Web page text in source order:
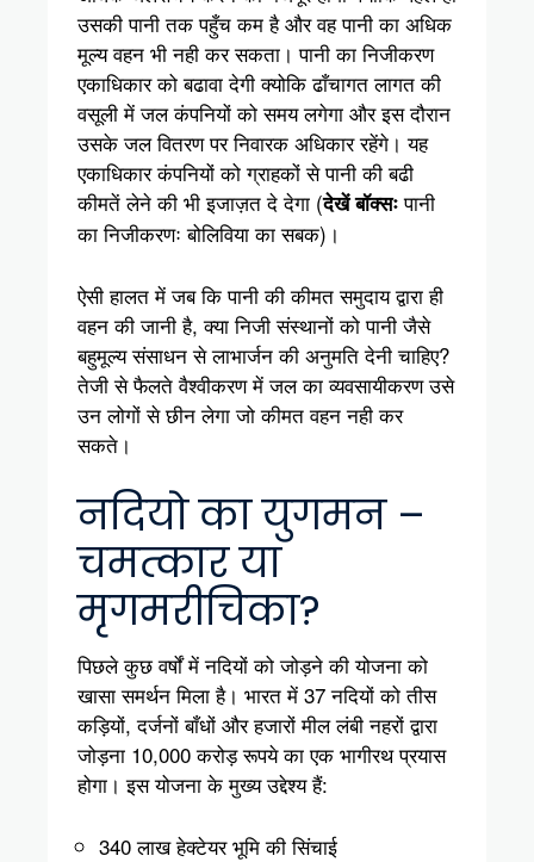
उसकी पानी तक पहुँच कम है और वह पानी का अधिक
मूल्य वहन भी नही कर सकता। पानी का निजीकरण
एकाधिकार को बढावा देगी क्योकि ढाँचागत लागत की
वसूली में जल कंपनियों को समय लगेगा और इस दौरान
उसके जल वितरण पर निवारक अधिकार रहेंगे। यह
एकाधिकार कंपनियों को ग्राहकों से पानी की बढी
कीमतें लेने की भी इजाज़त दे देगा (देखें बॉक्सःपानी
का निजीकरणः बोलिविया का सबक)।
ऐसी हालत में जब कि पानी की कीमत समुदाय द्वारा ही
वहन की जानी है, क्या निजी संस्थानों को पानी जैसे
बहुमूल्य संसाधन से लाभार्जन की अनुमति देनी चाहिए?
तेजी से फैलते वैश्वीकरण में जल का व्यवसायीकरण उसे
उन लोगों से छीन लेगा जो कीमत वहन नही कर
सकते।
नदियो का युगमन –
चमत्कार या
मृगमरीचिका?
पिछले कुछ वर्षों में नदियों को जोड़ने की योजना को
खासा समर्थन मिला है। भारत में 37 नदियों को तीस
कड़ियों, दर्जनों बाँधों और हजारों मील लंबी नहरों द्वारा
जोड़ना 10,000 करोड़ रूपये का एक भागीरथ प्रयास
होगा। इस योजना के मुख्य उद्देश्य हैं:
340 लाख हेक्टेयर भूमि की सिंचाई